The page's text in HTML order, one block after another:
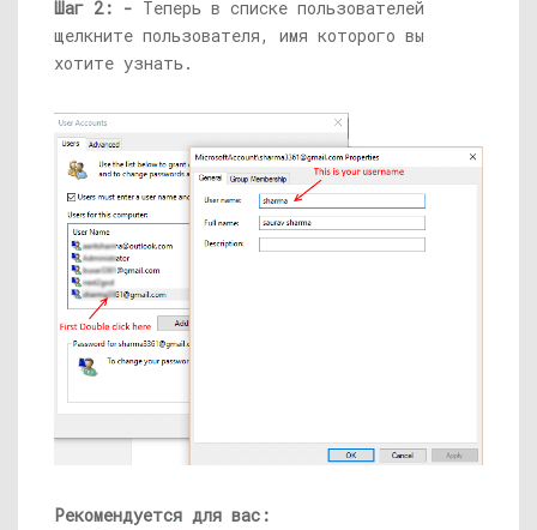
Шаг 2: - Теперь в списке пользователей
щелкните пользователя, имя которого вы
хотите узнать.
Рекомендуется для вас: